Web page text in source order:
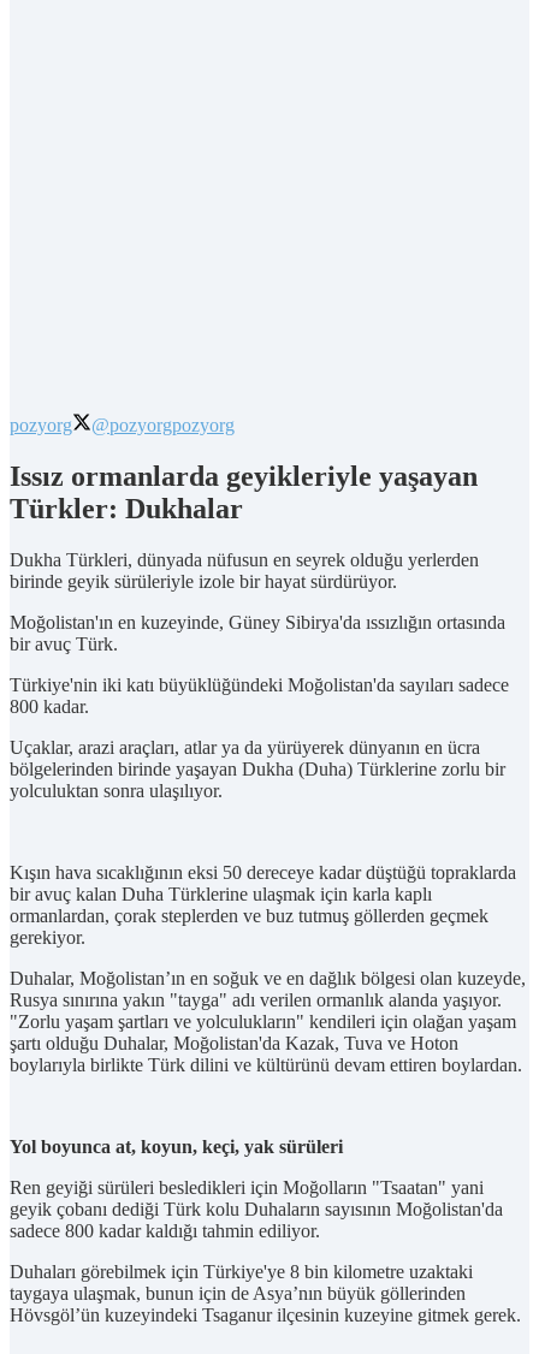
pozyorg @pozyorgpozyorg
Issız ormanlarda geyikleriyle yaşayan
Türkler: Dukhalar
Dukha Türkleri, dünyada nüfusun en seyrek olduğu yerlerden
birinde geyik sürüleriyle izole bir hayat sürdürüyor.
Moğolistan'ın en kuzeyinde, Güney Sibirya'da ıssızlığın ortasında
bir avuç Türk.
Türkiye'nin iki katı büyüklüğündeki Moğolistan'da sayıları sadece
800 kadar.
Uçaklar, arazi araçları, atlar ya da yürüyerek dünyanın en ücra
bölgelerinden birinde yaşayan Dukha (Duha) Türklerine zorlu bir
yolculuktan sonra ulaşılıyor.
Kışın hava sıcaklığının eksi 50 dereceye kadar düştüğü topraklarda
bir avuç kalan Duha Türklerine ulaşmak için karla kaplı
ormanlardan, çorak steplerden ve buz tutmuş göllerden geçmek
gerekiyor.
Duhalar, Moğolistan’ın en soğuk ve en dağlık bölgesi olan kuzeyde,
Rusya sınırına yakın "tayga" adı verilen ormanlık alanda yaşıyor.
"Zorlu yaşam şartları ve yolculukların" kendileri için olağan yaşam
şartı olduğu Duhalar, Moğolistan'da Kazak, Tuva ve Hoton
boylarıyla birlikte Türk dilini ve kültürünü devam ettiren boylardan.
Yol boyunca at, koyun, keçi, yak sürüleri
Ren geyiği sürüleri besledikleri için Moğolların "Tsaatan" yani
geyik çobanı dediği Türk kolu Duhaların sayısının Moğolistan'da
sadece 800 kadar kaldığı tahmin ediliyor.
Duhaları görebilmek için Türkiye'ye 8 bin kilometre uzaktaki
taygaya ulaşmak, bunun için de Asya’nın büyük göllerinden
Hövsgöl’ün kuzeyindeki Tsaganur ilçesinin kuzeyine gitmek gerek.